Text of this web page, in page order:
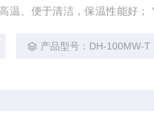
保温性能好； *水份测定仪柔和式式加热加热均
产品型号：DH-100MW-T